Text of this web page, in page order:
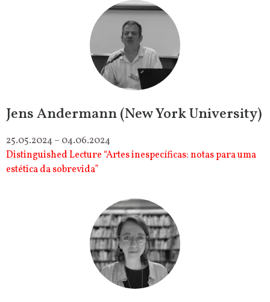
Jens Andermann (New York University)
25.05.2024 – 04.06.2024
Distinguished Lecture “Artes inespecíficas: notas para uma
estética da sobrevida”